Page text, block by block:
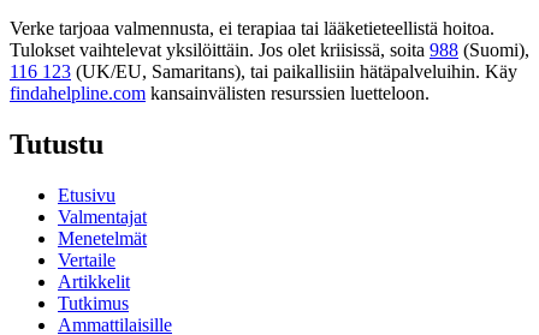
Verke tarjoaa valmennusta, ei terapiaa tai lääketieteellistä hoitoa.
Tulokset vaihtelevat yksilöittäin. Jos olet kriisissä, soita 988 (Suomi),
116 123 (UK/EU, Samaritans), tai paikallisiin hätäpalveluihin. Käy
findahelpline.com kansainvälisten resurssien luetteloon.
Tutustu
Etusivu
Valmentajat
Menetelmät
Vertaile
Artikkelit
Tutkimus
Ammattilaisille